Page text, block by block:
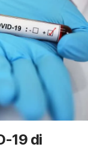
19 di